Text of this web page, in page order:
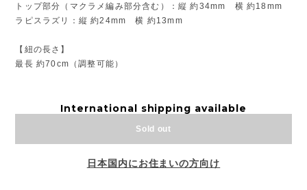
トップ部分（マクラメ編み部分含む）：縦 約34mm 横 約18mm
ラピスラズリ：縦 約24mm 横 約13mm
【紐の長さ】
最長 約70cm（調整可能）
International shipping available
Sold out
日本国内にお住まいの方向け